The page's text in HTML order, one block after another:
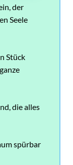
der
Seele
Stück
die alles
spürbar